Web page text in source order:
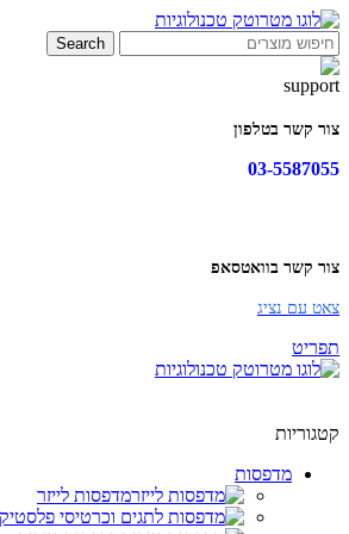
Search
צור קשר בטלפון
03-5587055
צור קשר בוואטסאפ
צאט עם נציג
תפריט
קטגוריות
מדפסות
מדפסות לייזר